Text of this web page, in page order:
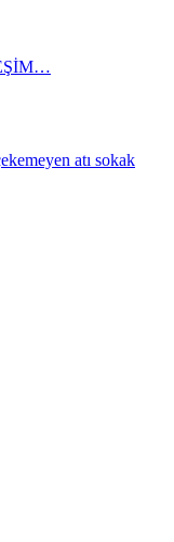
atı sokak